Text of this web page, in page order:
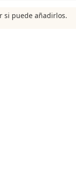
si puede añadirlos.